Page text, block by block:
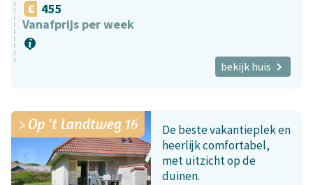
455
Vanafprijs per week
bekijk huis
Op 't Landtweg 16
De beste vakantieplek en
heerlijk comfortabel,
met uitzicht op de
duinen.